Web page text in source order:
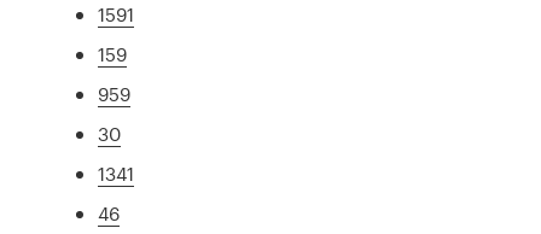
1591
159
959
30
1341
46